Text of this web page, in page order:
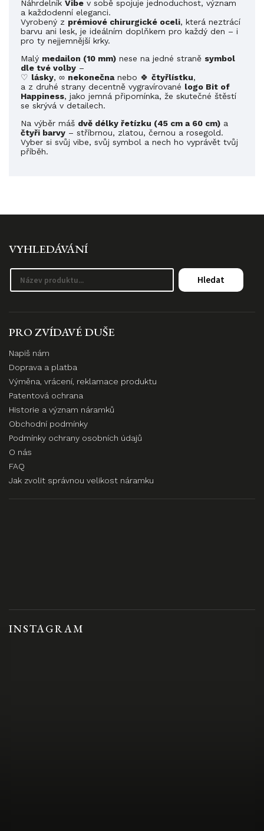
Náhrdelník Vibe v sobě spojuje jednoduchost, význam
a každodenní eleganci.
Vyrobený z prémiové chirurgické oceli, která neztrácí
barvu ani lesk, je ideálním doplňkem pro každý den – i
pro ty nejjemnější krky.
Malý medailon (10 mm) nese na jedné straně symbol
dle tvé volby –
♡ lásky, ∞ nekonečnanebo 🍀 čtyřlístku,
a z druhé strany decentně vygravírované logo Bit of
Happiness, jako jemná připomínka, že skutečné štěstí
se skrývá v detailech.
Na výběr máš dvě délky řetízku (45 cm a 60 cm) a
čtyři barvy – stříbrnou, zlatou, černou a rosegold.
Vyber si svůj vibe, svůj symbol a nech ho vyprávět tvůj
příběh.
INSTAGRAM
VYHLEDÁVÁNÍ
Hledat
PRO ZVÍDAVÉ DUŠE
Napiš nám
Doprava a platba
Výměna, vrácení, reklamace produktu
Patentová ochrana
Historie a význam náramků
Obchodní podmínky
Podmínky ochrany osobních údajů
O nás
FAQ
Jak zvolit správnou velikost náramku